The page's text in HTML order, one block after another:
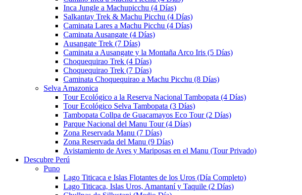
Inca Jungle a Machupicchu (4 Días)
Salkantay Trek & Machu Picchu (4 Días)
Caminata Lares a Machu Picchu (4 Días)
Caminata Ausangate (4 Días)
Ausangate Trek (7 Días)
Caminata a Ausangate y la Montaña Arco Iris (5 Días)
Choquequirao Trek (4 Días)
Choquequirao Trek (7 Días)
Caminata Choquequirao a Machu Picchu (8 Días)
Selva Amazonica
Tour Ecológico a la Reserva Nacional Tambopata (4 Días)
Tour Ecológico Selva Tambopata (3 Días)
Tambopata Collpa de Guacamayos Eco Tour (2 Días)
Parque Nacional del Manu Tour (4 Días)
Zona Reservada Manu (7 Días)
Zona Reservada del Manu (9 Días)
Avistamiento de Aves y Mariposas en el Manu (Tour Privado)
Descubre Perú
Puno
Lago Titicaca e Islas Flotantes de los Uros (Día Completo)
Lago Titicaca, Islas Uros, Amantaní y Taquile (2 Días)